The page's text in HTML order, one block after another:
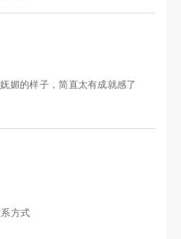
媚的样子，简直太有成就感了
方式